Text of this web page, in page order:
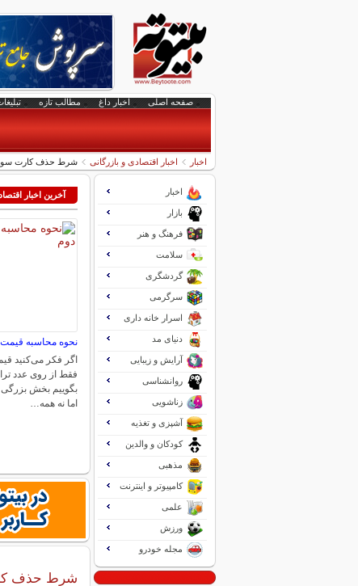
صفحه اصلی اخبار داغ مطالب تازه
اخبار اخبار اقتصادی و بازرگانی شرط حذف کارت
آخرین اخبار
نحوه محاسبه
اگر فکر می‌کنید
فقط از روی عدد
بگوییم بخش بزرگی
اما نه همه…
شرط حذف
اخبار
بازار
فرهنگ و هنر
سلامت
گردشگری
سرگرمی
اسرار خانه داری
دنیای مد
آرایش و زیبایی
روانشناسی
زناشویی
آشپزی و تغذیه
کودکان و والدین
مذهبی
کامپیوتر و اینترنت
علمی
ورزش
مجله خودرو